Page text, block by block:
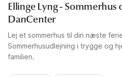
Ellinge Lyng - Sommerhus
DanCenter
Lej et sommerhus til din næste
Sommerhusudlejning i trygge og
familien.